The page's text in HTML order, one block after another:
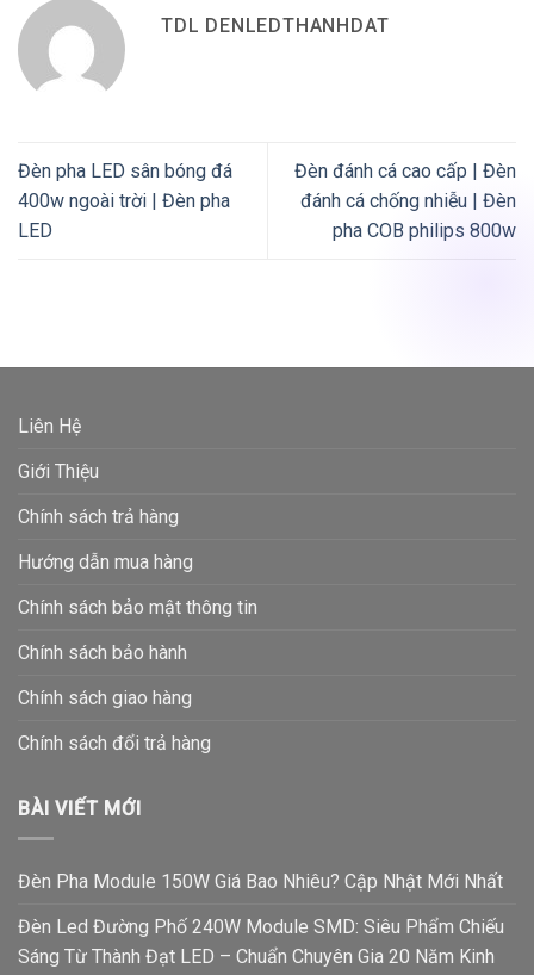
TDL DENLEDTHANHDAT
Đèn pha LED sân bóng đá
400w ngoài trời | Đèn pha
LED
Đèn đánh cá cao cấp | Đèn
đánh cá chống nhiễu | Đèn
pha COB philips 800w
Liên Hệ
Giới Thiệu
Chính sách trả hàng
Hướng dẫn mua hàng
Chính sách bảo mật thông tin
Chính sách bảo hành
Chính sách giao hàng
Chính sách đổi trả hàng
BÀI VIẾT MỚI
Đèn Pha Module 150W Giá Bao Nhiêu? Cập Nhật Mới Nhất
Đèn Led Đường Phố 240W Module SMD: Siêu Phẩm Chiếu
Sáng Từ Thành Đạt LED – Chuẩn Chuyên Gia 20 Năm Kinh